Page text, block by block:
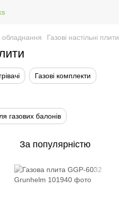
обладнання Газові настільні плити
Газові комплекти
газових балонів
За популярністю